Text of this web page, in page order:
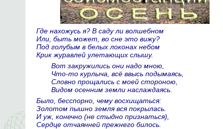
Где нахожусь я? В саду ли волшебном
Или, быть может, во сне это вижу?
Под голубым в белых локонах небом
Крик журавлей улетающих слышу.
Вот закружились они надо мною,
Что-то курлыча, всё ввысь подымаясь,
Словно прощались с моей стороною,
Видом осенним земли наслаждаясь.
Было, бесспорно, чему восхищаться:
Золотом пышно земля вся покрылась.
И уж, конечно (не стыдно признаться),
Сердце отчаянней прежнего билось.